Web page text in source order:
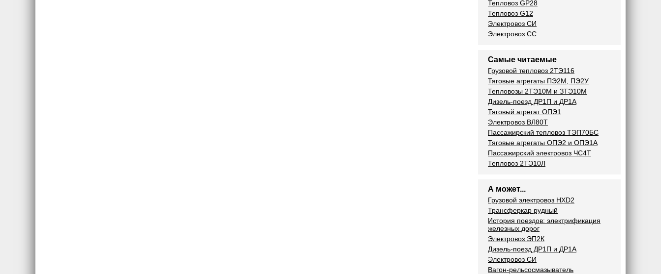
Тепловоз GP28
Тепловоз G12
Электровоз СИ
Электровоз СС
Самые читаемые
Грузовой тепловоз 2ТЭ116
Тяговые агрегаты ПЭ2М, ПЭ2У
Тепловозы 2ТЭ10М и ЗТЭ10М
Дизель-поезд ДР1П и ДР1А
Тяговый агрегат ОПЭ1
Электровоз ВЛ80Т
Пассажирский тепловоз ТЭП70БС
Тяговые агрегаты ОПЭ2 и ОПЭ1А
Пассажирский электровоз ЧС4Т
Тепловоз 2ТЭ10Л
А может...
Грузовой электровоз HXD2
Трансферкар рудный
История поездов: электрификация
железных дорог
Электровоз ЭП2К
Дизель-поезд ДР1П и ДР1А
Электровоз СИ
Вагон-рельсосмазыватель